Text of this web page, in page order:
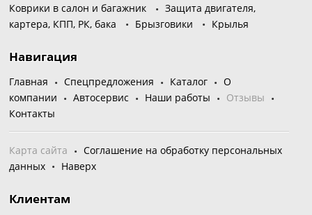
Коврики в салон и багажник
Защита двигателя,
картера, КПП, РК, бака
Брызговики Крылья
Навигация
Главная Спецпредложения Каталог
О
компании
Автосервис Наши работы
Отзывы
Контакты
Карта сайта
Соглашение на обработку персональных
данных
Наверх
Клиентам